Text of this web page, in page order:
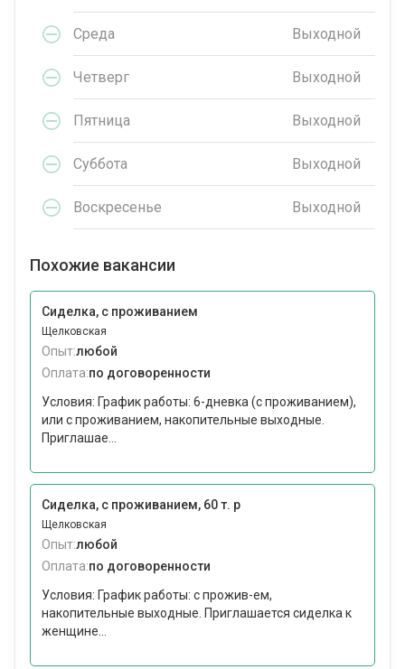
Среда Выходной
Четверг Выходной
Пятница Выходной
Суббота Выходной
Воскресенье Выходной
Похожие вакансии
Сиделка, с проживанием
Щелковская
Опыт:любой
Оплата:по договоренности
Условия: График работы: 6-дневка (с проживанием),
или с проживанием, накопительные выходные.
Приглашае...
Сиделка, с проживанием, 60 т. р
Щелковская
Опыт:любой
Оплата:по договоренности
Условия: График работы: с прожив-ем,
накопительные выходные. Приглашается сиделка к
женщине...